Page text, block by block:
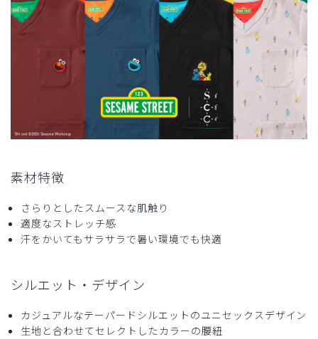
0
購入確認済み
2026-01-31
ラブパンツ(男女兼用)/ダークグリーン/S
役に立った 0
素材特徴
さらりとしたスムースな肌触り
適度なストレッチ感
汗をかいてもサラサラで暑い環境でも快適
シルエット・デザイン
カジュアルなテーパードシルエットのユニセックスデザイン
生地と合わせてセレクトしたカラーの腰紐